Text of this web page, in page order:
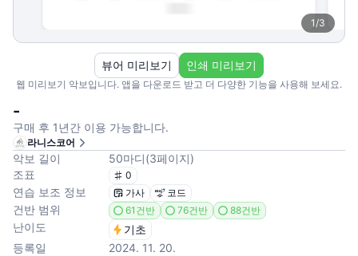
1/3
웹 미리보기 악보입니다. 앱을 다운로드 받고 더 다양한 기능을 사용해 보세요.
뷰어 미리보기 인쇄 미리보기
-
구매 후 1년간 이용 가능합니다.
라니스코어
악보 길이 50마디(3페이지)
조표
0
연습 보조 정보 가사 코드
건반 범위 61건반 76건반 88건반
난이도
기초
등록일
2024. 11. 20.